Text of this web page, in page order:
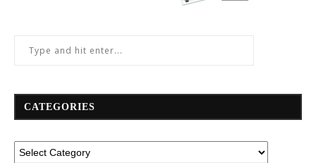
CATEGORIES